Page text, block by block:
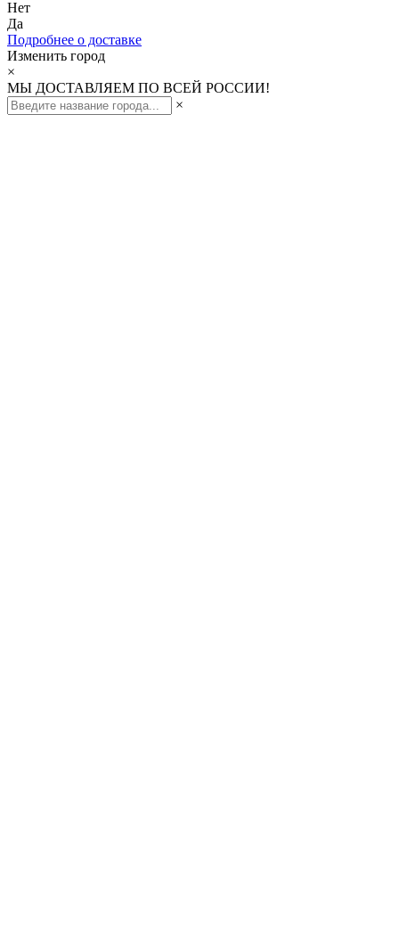
Нет
Да
Подробнее о доставке
Изменить город
×
МЫ ДОСТАВЛЯЕМ ПО ВСЕЙ РОССИИ!
×